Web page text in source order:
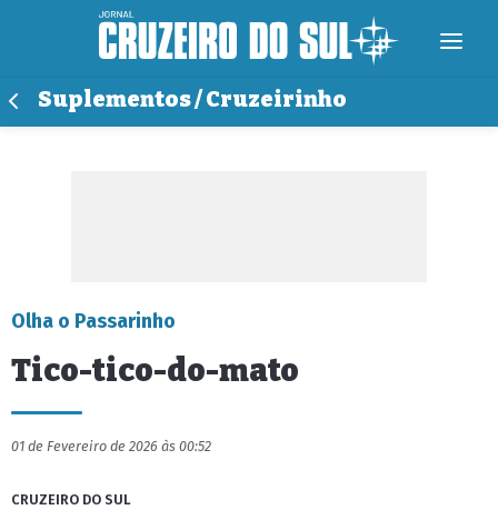
Suplementos / Cruzeirinho
Olha o Passarinho
Tico-tico-do-mato
01 de Fevereiro de 2026 às 00:52
CRUZEIRO DO SUL